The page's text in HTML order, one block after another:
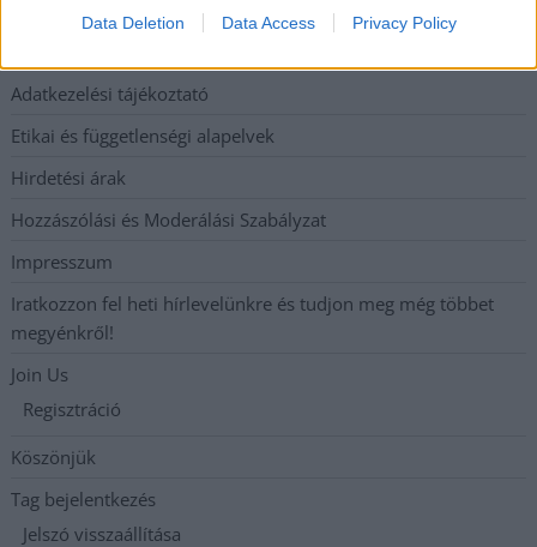
Data Deletion Data Access Privacy Policy
Elérhetőség
Adatkezelési tájékoztató
Etikai és függetlenségi alapelvek
Hirdetési árak
Hozzászólási és Moderálási Szabályzat
Impresszum
Iratkozzon fel heti hírlevelünkre és tudjon meg még többet
megyénkről!
Join Us
Regisztráció
Köszönjük
Tag bejelentkezés
Jelszó visszaállítása